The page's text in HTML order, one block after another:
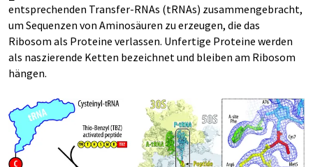
entsprechenden Transfer-RNAs (tRNAs) zusammengebracht,
um Sequenzen von Aminosäuren zu erzeugen, die das
Ribosom als Proteine verlassen. Unfertige Proteine werden
als naszierende Ketten bezeichnet und bleiben am Ribosom
hängen.